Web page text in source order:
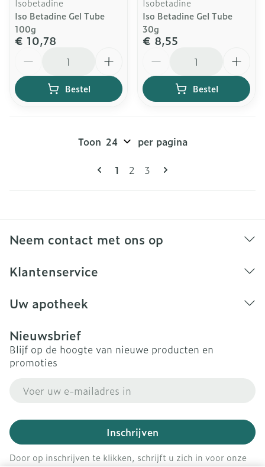
Isobetadine
Iso Betadine Gel Tube
100g
€ 10,78
Bestel
Isobetadine
Iso Betadine Gel Tube
30g
€ 8,55
Bestel
Pagina's
U lees momenteel pagina
1 Pagina
2 Pagina
3
Toon per pagina
Neem contact met ons op
Klantenservice
Uw apotheek
Nieuwsbrief
Blijf op de hoogte van nieuwe producten en
promoties
Inschrijven
Door op inschrijven te klikken, schrijft u zich in voor onze